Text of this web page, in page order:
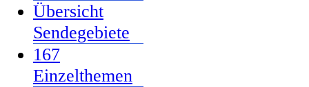
Übersicht
Sendegebiete
167
Einzelthemen